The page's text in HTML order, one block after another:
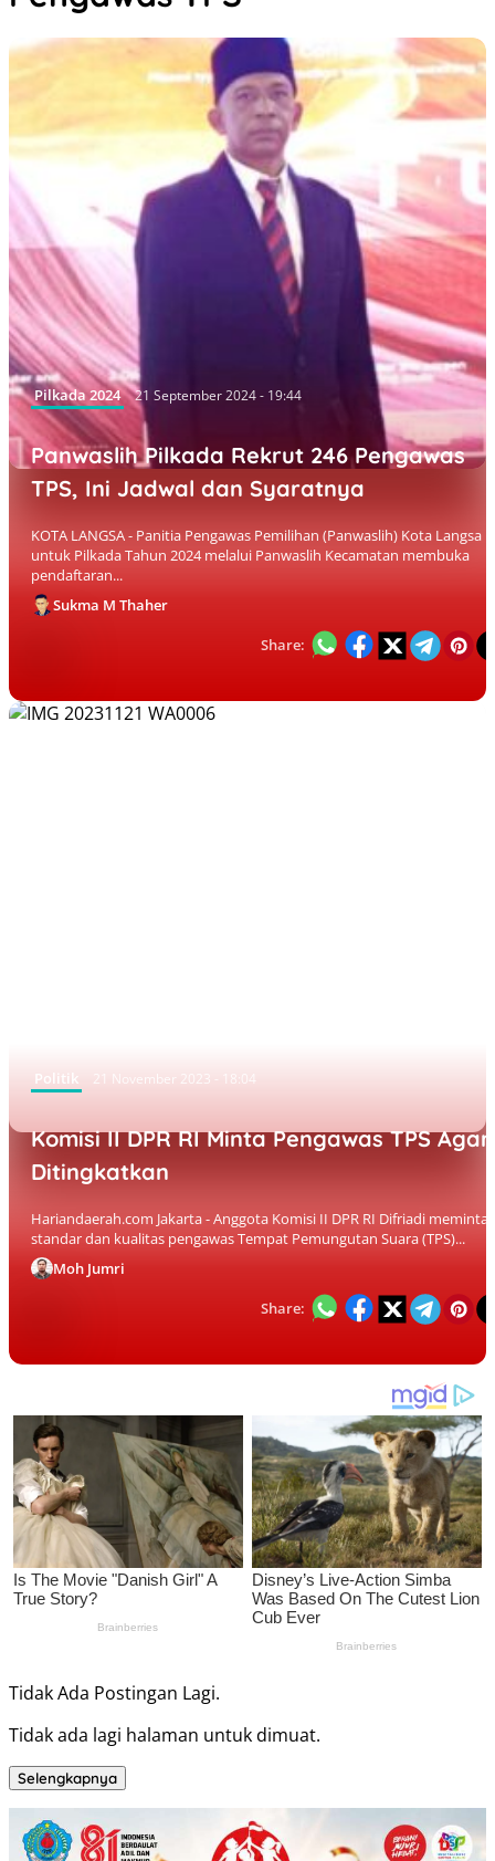
Pilkada 2024 21 September 2024 - 19:44
Panwaslih Pilkada Rekrut 246 Pengawas
TPS, Ini Jadwal dan Syaratnya
KOTA LANGSA - Panitia Pengawas Pemilihan (Panwaslih) Kota Langsa
untuk Pilkada Tahun 2024 melalui Panwaslih Kecamatan membuka
pendaftaran...
Sukma M Thaher
Share:
Politik 21 November 2023 - 18:04
Komisi II DPR RI Minta Pengawas TPS Agar
Ditingkatkan
Hariandaerah.com Jakarta - Anggota Komisi II DPR RI Difriadi meminta
standar dan kualitas pengawas Tempat Pemungutan Suara (TPS)...
Moh Jumri
Share:
Tidak Ada Postingan Lagi.
Tidak ada lagi halaman untuk dimuat.
Selengkapnya